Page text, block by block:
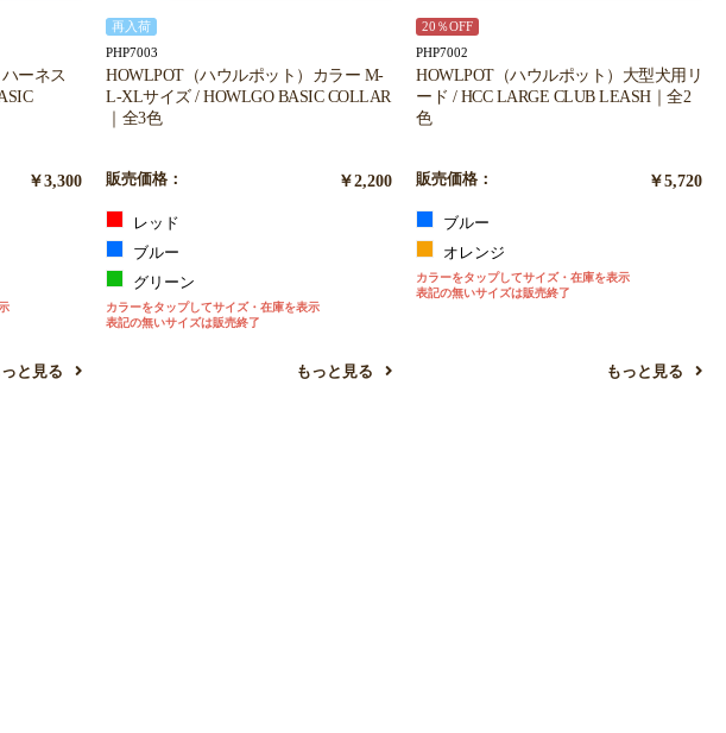
ーネス
￥3,300
っと見る
再入荷
PHP7003
HOWLPOT（ハウルポット）カラー M-
L-XLサイズ / HOWLGO BASIC COLLAR
｜全3色
販売価格： ￥2,200
レッド
ブルー
グリーン
カラーをタップしてサイズ・在庫を表示
表記の無いサイズは販売終了
もっと見る
20％OFF
PHP7002
HOWLPOT（ハウルポット）大型犬用リ
ード / HCC LARGE CLUB LEASH｜全2
色
販売価格： ￥5,720
ブルー
オレンジ
カラーをタップしてサイズ・在庫を表示
表記の無いサイズは販売終了
もっと見る